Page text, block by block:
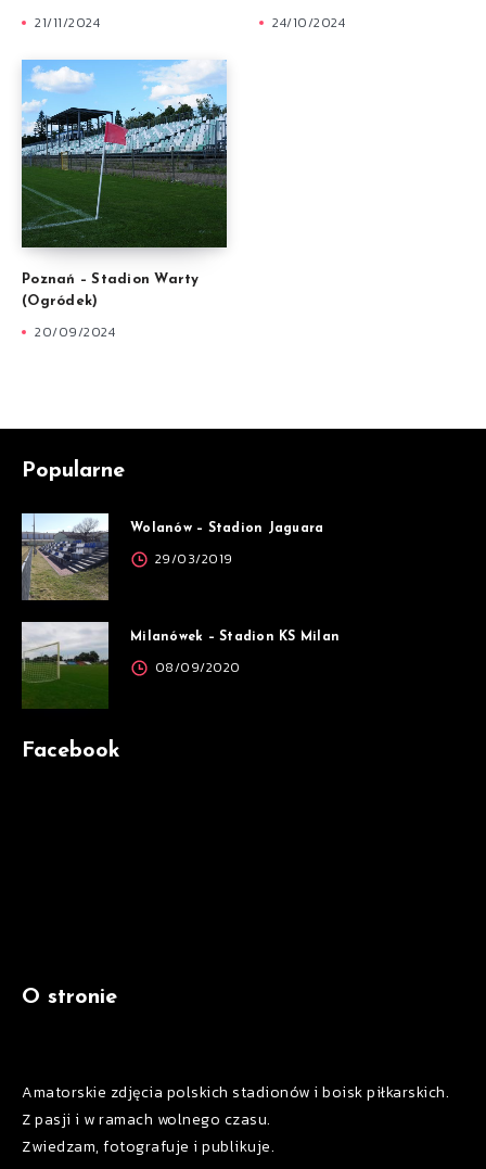
21/11/2024 24/10/2024
Poznań – Stadion Warty
(Ogródek)
20/09/2024
Popularne
Wolanów – Stadion Jaguara
29/03/2019
Milanówek – Stadion KS Milan
08/09/2020
Facebook
O stronie
Amatorskie zdjęcia polskich stadionów i boisk piłkarskich.
Z pasji i w ramach wolnego czasu.
Zwiedzam, fotografuje i publikuje.